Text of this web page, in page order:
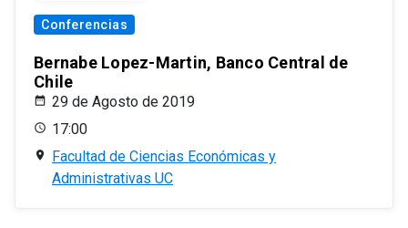
Conferencias
Bernabe Lopez-Martin, Banco Central de
Chile
29 de Agosto de 2019
17:00
Facultad de Ciencias Económicas y
Administrativas UC